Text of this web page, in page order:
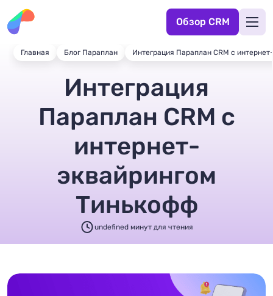
Обзор CRM
Главная Блог Параплан Интеграция Параплан CRM c
Интеграция
Параплан CRM c
интернет-
эквайрингом
Тинькофф
undefined минут для чтения